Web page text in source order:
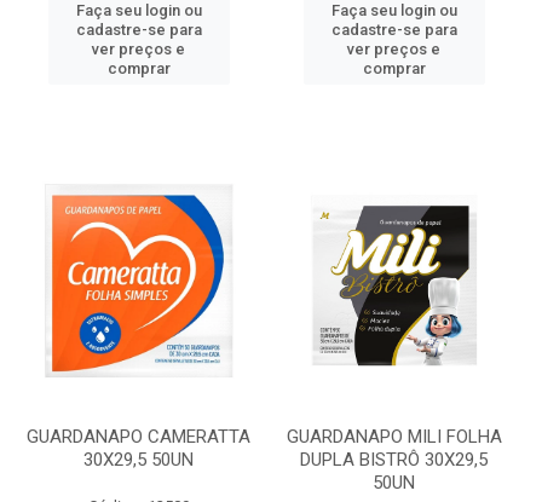
Faça seu login ou
cadastre-se para
ver preços e
comprar
Faça seu login ou
cadastre-se para
ver preços e
comprar
GUARDANAPO CAMERATTA
30X29,5 50UN
GUARDANAPO MILI FOLHA
DUPLA BISTRÔ 30X29,5
50UN